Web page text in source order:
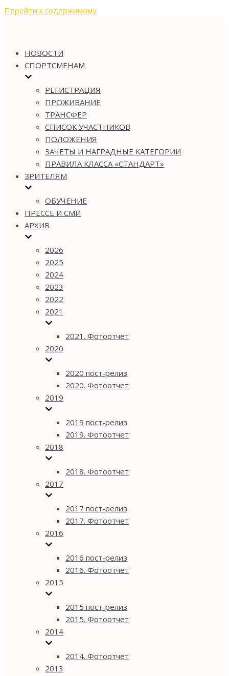
Перейти к содержимому
НОВОСТИ
СПОРТСМЕНАМ
РЕГИСТРАЦИЯ
ПРОЖИВАНИЕ
ТРАНСФЕР
СПИСОК УЧАСТНИКОВ
ПОЛОЖЕНИЯ
ЗАЧЕТЫ И НАГРАДНЫЕ КАТЕГОРИИ
ПРАВИЛА КЛАССА «СТАНДАРТ»
ЗРИТЕЛЯМ
ОБУЧЕНИЕ
ПРЕССЕ И СМИ
АРХИВ
2026
2025
2024
2023
2022
2021
2021. Фотоотчет
2020
2020 пост-релиз
2020. Фотоотчет
2019
2019 пост-релиз
2019. Фотоотчет
2018
2018. Фотоотчет
2017
2017 пост-релиз
2017. Фотоотчет
2016
2016 пост-релиз
2016. Фотоотчет
2015
2015 пост-релиз
2015. Фотоотчет
2014
2014. Фотоотчет
2013